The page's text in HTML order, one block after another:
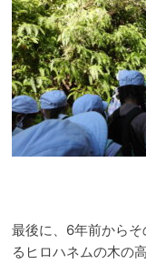
最後に、 6年前から
るヒロハネムの木の